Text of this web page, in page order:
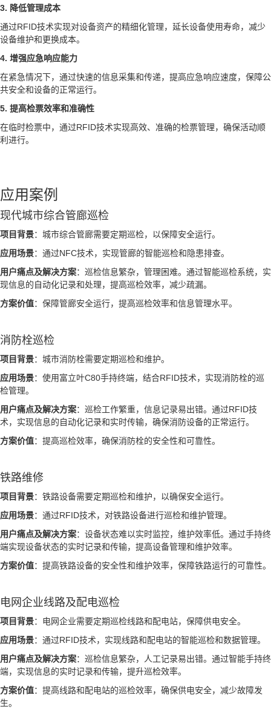
3. 降低管理成本
通过RFID技术实现对设备资产的精细化管理，延长设备使用寿命，减少
设备维护和更换成本。
4. 增强应急响应能力
在紧急情况下，通过快速的信息采集和传递，提高应急响应速度，保障公
共安全和设备的正常运行。
5. 提高检票效率和准确性
在临时检票中，通过RFID技术实现高效、准确的检票管理，确保活动顺
利进行。
应用案例
现代城市综合管廊巡检
项目背景：城市综合管廊需要定期巡检，以保障安全运行。
应用场景：通过NFC技术，实现管廊的智能巡检和隐患排查。
用户痛点及解决方案：巡检信息繁杂，管理困难。通过智能巡检系统，实
现信息的自动化记录和处理，提高巡检效率，减少疏漏。
方案价值：保障管廊安全运行，提高巡检效率和信息管理水平。
消防栓巡检
项目背景：城市消防栓需要定期巡检和维护。
应用场景：使用富立叶C80手持终端，结合RFID技术，实现消防栓的巡
检管理。
用户痛点及解决方案：巡检工作繁重，信息记录易出错。通过RFID技
术，实现信息的自动化记录和实时传输，确保消防设备的正常运行。
方案价值：提高巡检效率，确保消防栓的安全性和可靠性。
铁路维修
项目背景：铁路设备需要定期巡检和维护，以确保安全运行。
应用场景：通过RFID技术，对铁路设备进行巡检和维护管理。
用户痛点及解决方案：设备状态难以实时监控，维护效率低。通过手持终
端实现设备状态的实时记录和传输，提高设备管理和维护效率。
方案价值：提高铁路设备的安全性和维护效率，保障铁路运行的可靠性。
电网企业线路及配电巡检
项目背景：电网企业需要定期巡检线路和配电站，保障供电安全。
应用场景：通过RFID技术，实现线路和配电站的智能巡检和数据管理。
用户痛点及解决方案：巡检信息繁杂，人工记录易出错。通过智能手持终
端，实现信息的实时记录和传输，提升巡检效率。
方案价值：提高线路和配电站的巡检效率，确保供电安全，减少故障发
生。